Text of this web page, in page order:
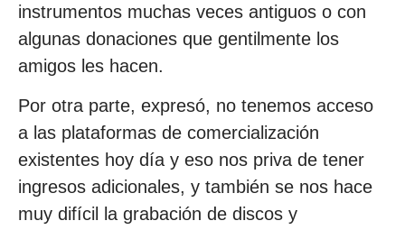
instrumentos muchas veces antiguos o con
algunas donaciones que gentilmente los
amigos les hacen.
Por otra parte, expresó, no tenemos acceso
a las plataformas de comercialización
existentes hoy día y eso nos priva de tener
ingresos adicionales, y también se nos hace
muy difícil la grabación de discos y